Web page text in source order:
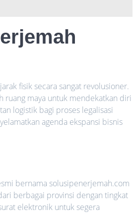
fisik secara sangat revolusioner.
ruang maya untuk mendekatkan diri
logistik bagi proses legalisasi
agenda ekspansi bisnis
bernama solusipenerjemah.com
berbagai provinsi dengan tingkat
elektronik untuk segera